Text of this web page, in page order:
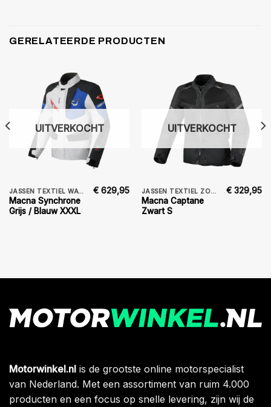
GERELATEERDE PRODUCTEN
UITVERKOCHT
JASSEN TEXTIEL WATERDICHT
Macna Synchrone
Grijs / Blauw XXXL
€ 629,95
UITVERKOCHT
JASSEN TEXTIEL ZOMER
Macna Captane
Zwart S
€ 329,95
Motorwinkel.nl is de grootste online motorspecialist
van Nederland. Met een assortiment van ruim 4.000
producten en een focus op snelle levering, zijn wij de